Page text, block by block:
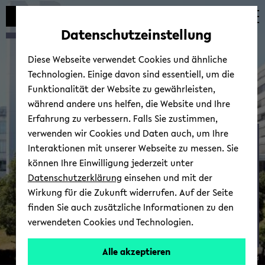
Automatische
vermeiden
zum
wechseln
zum
wechseln
zum
wechseln
iFUn
© Uni­ver­si­tät Bie­le­feld
Datenschutzeinstellung
Diese Webseite verwendet Cookies und ähnliche
Technologien. Einige davon sind essentiell, um die
Funktionalität der Website zu gewährleisten,
während andere uns helfen, die Website und Ihre
Erfahrung zu verbessern. Falls Sie zustimmen,
verwenden wir Cookies und Daten auch, um Ihre
Interaktionen mit unserer Webseite zu messen. Sie
können Ihre Einwilligung jederzeit unter
Datenschutzerklärung einsehen und mit der
Wirkung für die Zukunft widerrufen. Auf der Seite
finden Sie auch zusätzliche Informationen zu den
verwendeten Cookies und Technologien.
Alle akzeptieren